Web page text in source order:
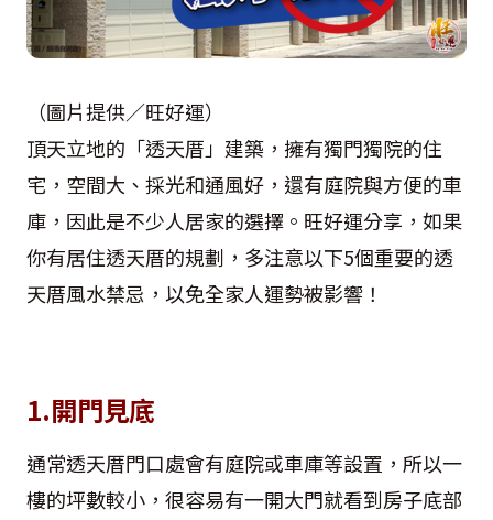
（圖片提供／旺好運）
頂天立地的「透天厝」建築，擁有獨門獨院的住
宅，空間大、採光和通風好，還有庭院與方便的車
庫，因此是不少人居家的選擇。旺好運分享，如果
你有居住透天厝的規劃，多注意以下5個重要的透
天厝風水禁忌，以免全家人運勢被影響！
1.開門見底
通常透天厝門口處會有庭院或車庫等設置，所以一
樓的坪數較小，很容易有一開大門就看到房子底部